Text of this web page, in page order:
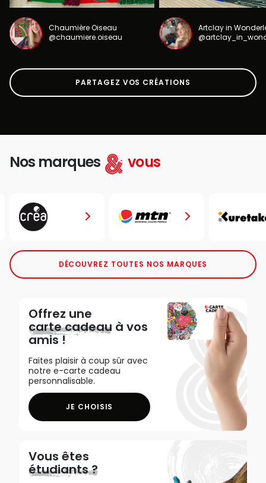
Chaumière Oiseau
@chaumiere.oiseau
Artclay in
PARTAGEZ VOS CRÉATIONS
Nos marques vous
DÉCOUVREZ TOUTES NOS MARQUES
Offrez une
carte cadeau à vos
amis !
Faites plaisir à coup sûr avec
notre e-carte cadeau
personnalisable.
JE CHOISIS
Vous êtes
étudiants ?